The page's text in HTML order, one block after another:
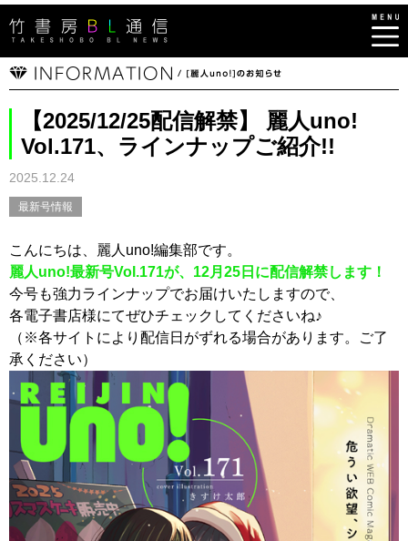
【2025/12/25配信解禁】 麗人uno!
Vol.171、ラインナップご紹介!!
2025.12.24
最新号情報
こんにちは、麗人uno!編集部です。
麗人uno!最新号Vol.171が、12月25日に配信解禁します！
今号も強力ラインナップでお届けいたしますので、
各電子書店様にてぜひチェックしてくださいね♪
（※各サイトにより配信日がずれる場合があります。ご了
承ください）